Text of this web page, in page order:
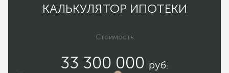
КАЛЬКУЛЯТОР ИПОТЕКИ
Стоимость
33 300 000 руб.